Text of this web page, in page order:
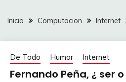
Inicio Computacion Internet
De Todo Humor Internet
Fernando Peña, ¿ ser